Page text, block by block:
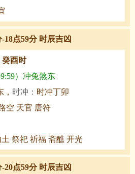
18点59分 时辰吉凶
癸酉时
）冲兔煞东
， 时冲： 时冲丁卯
空 天官 唐符
祭祀 祈福 斋醮 开光
20点59分 时辰吉凶